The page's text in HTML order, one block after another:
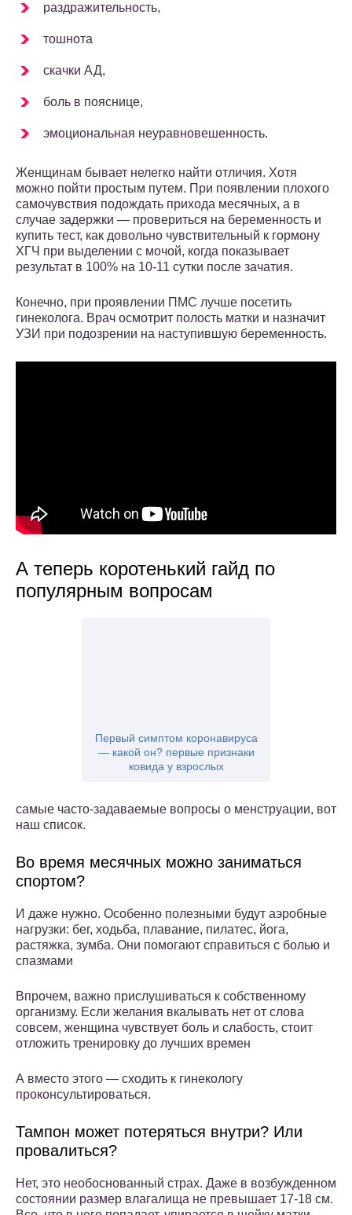
раздражительность,
тошнота
скачки АД,
боль в пояснице,
эмоциональная неуравновешенность.
Женщинам бывает нелегко найти отличия. Хотя
можно пойти простым путем. При появлении плохого
самочувствия подождать прихода месячных, а в
случае задержки — провериться на беременность и
купить тест, как довольно чувствительный к гормону
ХГЧ при выделении с мочой, когда показывает
результат в 100% на 10-11 сутки после зачатия.
Конечно, при проявлении ПМС лучше посетить
гинеколога. Врач осмотрит полость матки и назначит
УЗИ при подозрении на наступившую беременность.
А теперь коротенький гайд по
популярным вопросам
Первый симптом коронавируса
— какой он? первые признаки
ковида у взрослых
самые часто-задаваемые вопросы о менструации, вот
наш список.
Во время месячных можно заниматься
спортом?
И даже нужно. Особенно полезными будут аэробные
нагрузки: бег, ходьба, плавание, пилатес, йога,
растяжка, зумба. Они помогают справиться с болью и
спазмами
Впрочем, важно прислушиваться к собственному
организму. Если желания вкалывать нет от слова
совсем, женщина чувствует боль и слабость, стоит
отложить тренировку до лучших времен
А вместо этого — сходить к гинекологу
проконсультироваться.
Тампон может потеряться внутри? Или
провалиться?
Нет, это необоснованный страх. Даже в возбужденном
состоянии размер влагалища не превышает 17-18 см.